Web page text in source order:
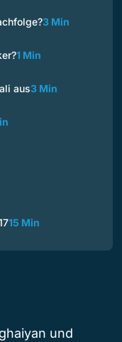
3 Min
1 Min
aus3 Min
15 Min
und